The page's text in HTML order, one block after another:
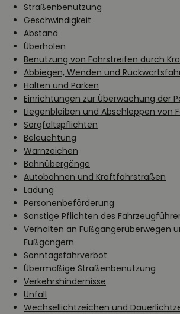
Straßenbenutzung
Geschwindigkeit
Abstand
Überholen
Benutzung von Fahrstreifen durch
Abbiegen, Wenden und
Halten und Parken
Einrichtungen zur Überwachung der
Liegenbleiben und Abschleppen von
Sorgfaltspflichten
Beleuchtung
Warnzeichen
Bahnübergänge
Autobahnen und Kraftfahrstraßen
Ladung
Personenbeförderung
Sonstige Pflichten des
Verhalten an Fußgängerüberwegen
Fußgängern
Sonntagsfahrverbot
Übermäßige Straßenbenutzung
Verkehrshindernisse
Unfall
Wechsellichtzeichen und